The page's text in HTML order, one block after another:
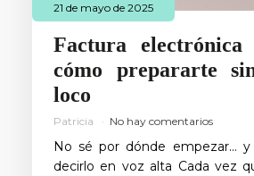
21 de mayo de 2025
Factura electrónica
cómo prepararte
loco
Patricia No hay comentarios
No sé por dónde empezar…
decirlo en voz alta Cada vez